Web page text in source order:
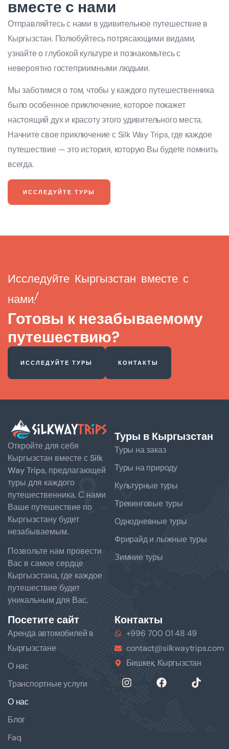
вместе с нами
Отправляйтесь с нами в удивительное путешествие в
Кыргызстан. Полюбуйтесь потрясающими видами,
узнайте о глубокой культуре и познакомьтесь с
невероятно гостеприимными людьми.
Мы заботимся о том, чтобы у каждого путешественника
было особенное приключение, которое покажет
настоящий дух и красоту этого удивительного места.
Начните свое приключение с Silk Way Trips, где каждое
путешествие — это история, которую Вы будете помнить
всегда.
ИССЛЕДУЙТЕ ТУРЫ
Исследуйте Кыргызстан вместе с
нами!
Готовы к незабываемому
путешествию?
ИССЛЕДУЙТЕ ТУРЫ КОНТАКТЫ
Откройте для себя
Кыргызстан вместе с Silk
Way Trips, предлагающей
туры для каждого
путешественника. С нами
Ваше путешествие по
Кыргызстану будет
незабываемым.
Позвольте нам провести
Вас в самое сердце
Кыргызстана, где каждое
путешествие будет
уникальным для Вас.
Туры в Кыргызстан
Туры на заказ
Туры на природу
Культурные туры
Трекинговые туры
Однодневные туры
Фрирайд и лыжные туры
Зимние туры
Посетите сайт
Аренда автомобилей в
Кыргызстане
О нас
Транспортные услуги
О нас
Блог
Faq
Контакты
+996 700 01 48 49
contact@silkwaytrips.com
Бишкек, Кыргызстан